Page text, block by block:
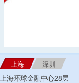
上海
深圳
上海环球金融中心28层